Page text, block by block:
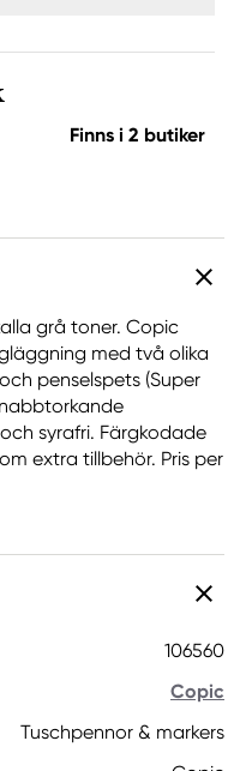
Finns i 2 butiker
grå toner. Copic
med två olika
penselspets (Super
syrafri. Färgkodade
extra tillbehör. Pris per
106560
Copic
Tuschpennor & markers